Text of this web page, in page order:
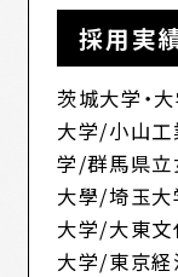
採用実
茨城大学・
大学/小山
学/群馬県
大學/埼玉
大学/大東
大学/東京